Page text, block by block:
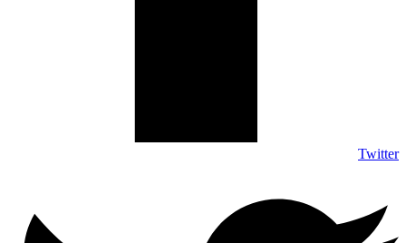
Twitter